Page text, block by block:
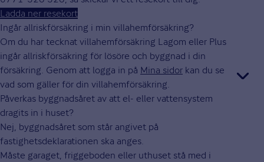
Ladda ner resekort
Ingår allriskförsäkring i min villahemförsäkring?
Om du har tecknat villahemförsäkring Lagom eller Plus
ingår allriskförsäkring för lösöre och byggnad i din
försäkring. Genom att logga in på Mina sidor kan du se
vad som gäller för din villahemförsäkring.
Påverkas byggnadsåret av att el- eller vattensystem
dragits in i huset?
Nej, byggnadsåret som står angivet på
fastighetsdeklarationen ska anges.
Måste garaget, friggeboden eller uthuset stå med i